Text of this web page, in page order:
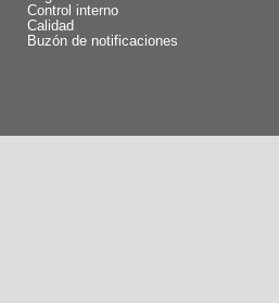
Control interno
Calidad
Buzón de notificaciones